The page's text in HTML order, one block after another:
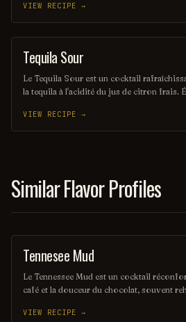
évoquant les saveurs rustiques du terroir
amateurs de cocktails classiques
papilles.
VIEW RECIPE →
ORDINARY DRINK
Tequila Sour
Le Tequila Sour est un cocktail
la tequila à l'acidité du jus de citron frais.
veloutée, il offre une expérience
Parfait pour les amateurs de cocktails qui
VIEW RECIPE →
Similar Flavor Profiles
COFFEE / TEA
Tennesee Mud
Le Tennessee Mud est un cocktail
café et la douceur du chocolat, souvent
gustative chaleureuse et délicieuse,
VIEW RECIPE →